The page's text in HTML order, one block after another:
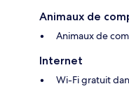
Animaux de
Animaux de
Internet
Wi-Fi gratuit